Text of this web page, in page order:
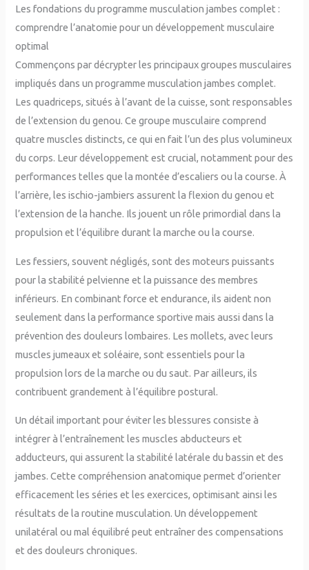
Les fondations du programme musculation jambes complet :
comprendre l’anatomie pour un développement musculaire
optimal
Commençons par décrypter les principaux groupes musculaires
impliqués dans un programme musculation jambes complet.
Les quadriceps, situés à l’avant de la cuisse, sont responsables
de l’extension du genou. Ce groupe musculaire comprend
quatre muscles distincts, ce qui en fait l’un des plus volumineux
du corps. Leur développement est crucial, notamment pour des
performances telles que la montée d’escaliers ou la course. À
l’arrière, les ischio-jambiers assurent la flexion du genou et
l’extension de la hanche. Ils jouent un rôle primordial dans la
propulsion et l’équilibre durant la marche ou la course.
Les fessiers, souvent négligés, sont des moteurs puissants
pour la stabilité pelvienne et la puissance des membres
inférieurs. En combinant force et endurance, ils aident non
seulement dans la performance sportive mais aussi dans la
prévention des douleurs lombaires. Les mollets, avec leurs
muscles jumeaux et soléaire, sont essentiels pour la
propulsion lors de la marche ou du saut. Par ailleurs, ils
contribuent grandement à l’équilibre postural.
Un détail important pour éviter les blessures consiste à
intégrer à l’entraînement les muscles abducteurs et
adducteurs, qui assurent la stabilité latérale du bassin et des
jambes. Cette compréhension anatomique permet d’orienter
efficacement les séries et les exercices, optimisant ainsi les
résultats de la routine musculation. Un développement
unilatéral ou mal équilibré peut entraîner des compensations
et des douleurs chroniques.